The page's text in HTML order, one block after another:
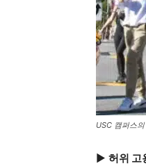
USC 캠퍼스
▶ 허위 고